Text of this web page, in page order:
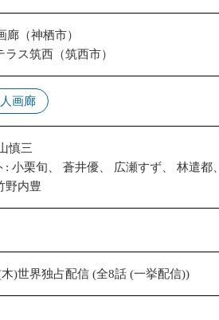
廊（神栖市）
ラス筑西（筑西市）
画廊
慎三
: 小栗旬、 蒼井優、 広瀬すず、 林遣都、
野内豊
)世界独占配信 (全8話 (一挙配信))